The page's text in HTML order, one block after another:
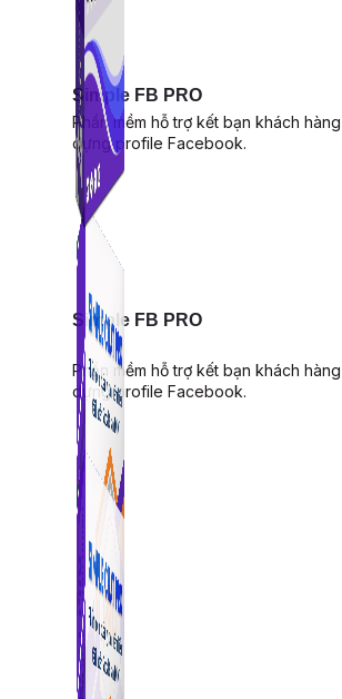
Simple FB PRO
Phần mềm hỗ trợ kết bạn khách
dựng profile Facebook.
Simple FB PRO
Phần mềm hỗ trợ kết bạn khách
dựng profile Facebook.